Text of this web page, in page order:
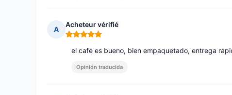
A
Acheteur vérifié
Nota: 5 de 5
el café es bueno, bien empaquetado, entrega
Opinión traducida